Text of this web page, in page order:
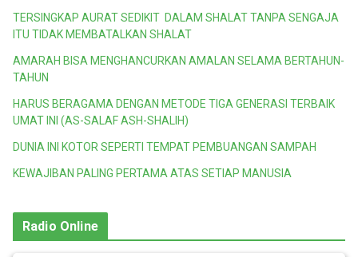
TERSINGKAP AURAT SEDIKIT DALAM SHALAT TANPA SENGAJA
ITU TIDAK MEMBATALKAN SHALAT
AMARAH BISA MENGHANCURKAN AMALAN SELAMA BERTAHUN-
TAHUN
HARUS BERAGAMA DENGAN METODE TIGA GENERASI TERBAIK
UMAT INI (AS-SALAF ASH-SHALIH)
DUNIA INI KOTOR SEPERTI TEMPAT PEMBUANGAN SAMPAH
KEWAJIBAN PALING PERTAMA ATAS SETIAP MANUSIA
Radio Online